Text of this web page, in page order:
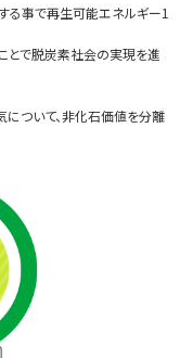
る事で再生可能エネルギー1
とで脱炭素社会の実現を進
ついて、非化石価値を分離